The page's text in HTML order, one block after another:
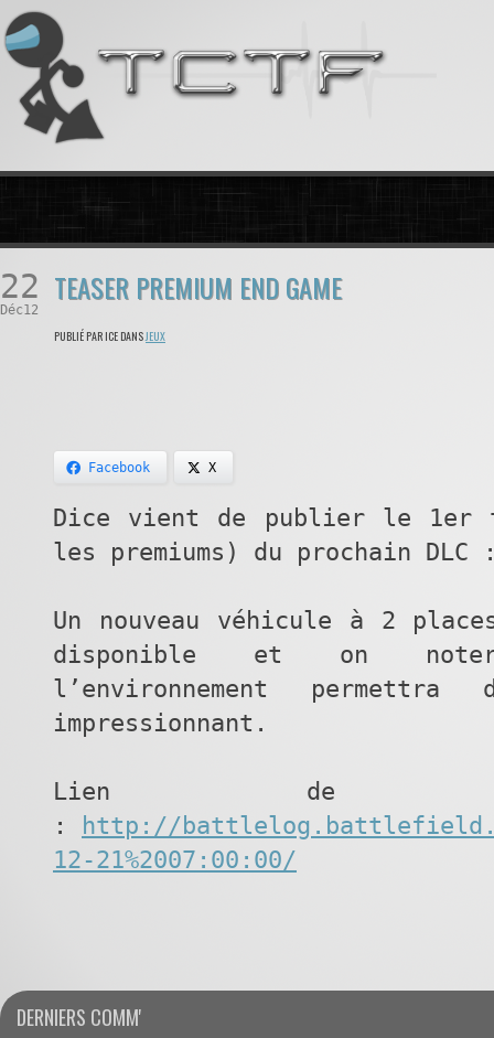
22
Déc12
TEASER PREMIUM END GAME
PUBLIÉ PAR ICE DANSJEUX
Facebook X
Dice vient de publier le 1er
les premiums) du prochain DLC :
Un nouveau véhicule à 2
disponible et on
l’environnement
impressionnant.
Lien de
: http://
12-21%2007:00:00/
DERNIERS COMM'